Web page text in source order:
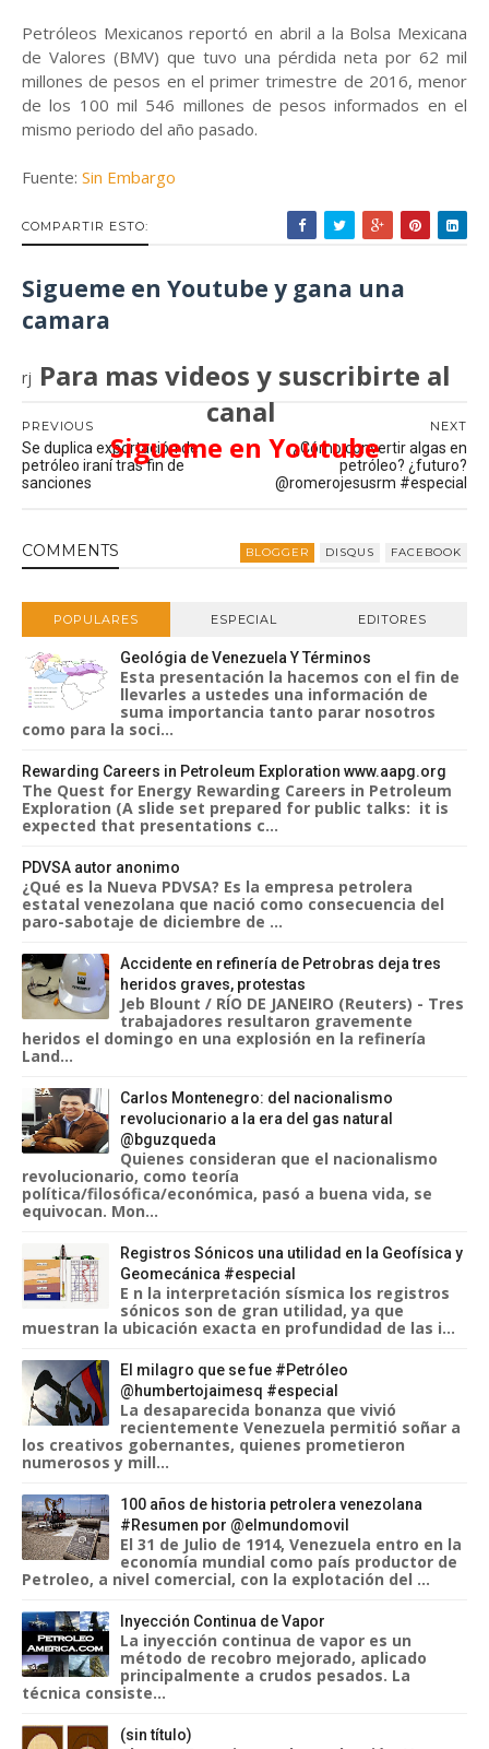
Petróleos Mexicanos reportó en abril a la Bolsa Mexicana
de Valores (BMV) que tuvo una pérdida neta por 62 mil
millones de pesos en el primer trimestre de 2016, menor
de los 100 mil 546 millones de pesos informados en el
mismo periodo del año pasado.
Fuente: Sin Embargo
COMPARTIR ESTO:
Sigueme en Youtube y gana una
camara
Para mas videos y suscribirte al
canal
Sigueme en Youtube
rj
NEXT
¿Cómo convertir algas en
petróleo? ¿futuro?
@romerojesusrm #especial
PREVIOUS
Se duplica exportación de
petróleo iraní tras fin de
sanciones
COMMENTS BLOGGER DISQUS FACEBOOK
POPULARES ESPECIAL EDITORES
Geológia de Venezuela Y Términos
Esta presentación la hacemos con el fin de
llevarles a ustedes una información de
suma importancia tanto parar nosotros
como para la soci...
Rewarding Careers in Petroleum Exploration www.aapg.org
The Quest for Energy Rewarding Careers in Petroleum
Exploration (A slide set prepared for public talks: it is
expected that presentations c...
PDVSA autor anonimo
¿Qué es la Nueva PDVSA? Es la empresa petrolera
estatal venezolana que nació como consecuencia del
paro-sabotaje de diciembre de ...
Accidente en refinería de Petrobras deja tres
heridos graves, protestas
Jeb Blount / RÍO DE JANEIRO (Reuters) - Tres
trabajadores resultaron gravemente
heridos el domingo en una explosión en la refinería
Land...
Carlos Montenegro: del nacionalismo
revolucionario a la era del gas natural
@bguzqueda
Quienes consideran que el nacionalismo
revolucionario, como teoría
política/filosófica/económica, pasó a buena vida, se
equivocan. Mon...
Registros Sónicos una utilidad en la Geofísica y
Geomecánica #especial
E n la interpretación sísmica los registros
sónicos son de gran utilidad, ya que
muestran la ubicación exacta en profundidad de las i...
El milagro que se fue #Petróleo
@humbertojaimesq #especial
La desaparecida bonanza que vivió
recientemente Venezuela permitió soñar a
los creativos gobernantes, quienes prometieron
numerosos y mill...
100 años de historia petrolera venezolana
#Resumen por @elmundomovil
El 31 de Julio de 1914, Venezuela entro en la
economía mundial como país productor de
Petroleo, a nivel comercial, con la explotación del ...
Inyección Continua de Vapor
La inyección continua de vapor es un
método de recobro mejorado, aplicado
principalmente a crudos pesados. La
técnica consiste...
(sin título)